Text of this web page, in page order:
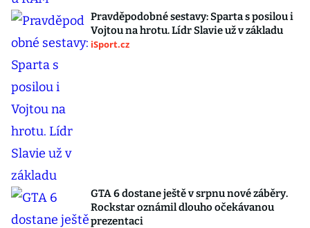
Pravděpodobné sestavy: Sparta s posilou i
Vojtou na hrotu. Lídr Slavie už v základu
iSport.cz
GTA 6 dostane ještě v srpnu nové záběry.
Rockstar oznámil dlouho očekávanou
prezentaci